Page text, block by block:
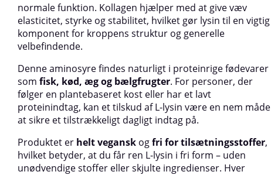
normale funktion. Kollagen hjælper med at give væv
elasticitet, styrke og stabilitet, hvilket gør lysin til en vigtig
komponent for kroppens struktur og generelle
velbefindende.
Denne aminosyre findes naturligt i proteinrige fødevarer
som fisk, kød, æg og bælgfrugter. For personer, der
følger en plantebaseret kost eller har et lavt
proteinindtag, kan et tilskud af L-lysin være en nem måde
at sikre et tilstrækkeligt dagligt indtag på.
Produktet er helt vegansk ogfri for tilsætningsstoffer,
hvilket betyder, at du får ren L-lysin i fri form – uden
unødvendige stoffer eller skjulte ingredienser. Hver